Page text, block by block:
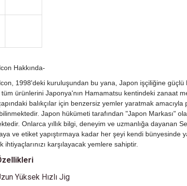
Hakkında-
1998'deki kuruluşundan bu yana, Japon işçiliğine güçlü
ürünlerini Japonya'nın Hamamatsu kentindeki zanaat
balıkçılar için benzersiz yemler yaratmak
Japon hükümeti tarafından "Japon Markası"
Onlarca yıllık bilgi, deneyim ve uzmanlığa dayanan
ve etiket yapıştırmaya kadar her şeyi kendi bünyesinde
ihtiyaçlarınızı karşılayacak yemlere sahiptir.
Yüksek Hızlı Jig